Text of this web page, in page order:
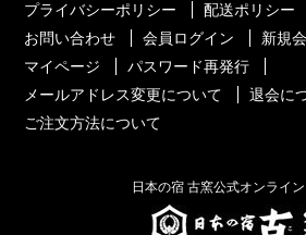
日本の宿 古窯公式オンライ
プライバシーポリシー
配送ポリシー
お問い合わせ
会員ログイン
新規
マイページ
パスワード再発行
メールアドレス変更について
退会に
ご注文方法について